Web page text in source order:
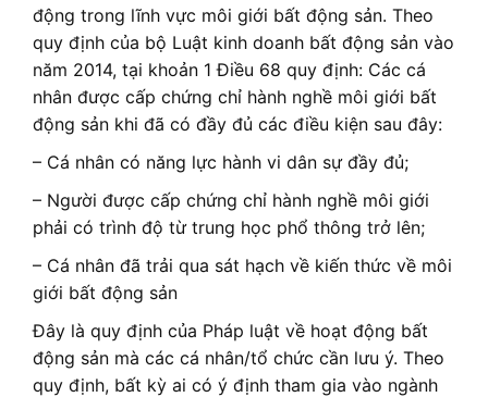
động trong lĩnh vực môi giới bất động sản. Theo
quy định của bộ Luật kinh doanh bất động sản vào
năm 2014, tại khoản 1 Điều 68 quy định: Các cá
nhân được cấp chứng chỉ hành nghề môi giới bất
động sản khi đã có đầy đủ các điều kiện sau đây:
– Cá nhân có năng lực hành vi dân sự đầy đủ;
– Người được cấp chứng chỉ hành nghề môi giới
phải có trình độ từ trung học phổ thông trở lên;
– Cá nhân đã trải qua sát hạch về kiến thức về môi
giới bất động sản
Đây là quy định của Pháp luật về hoạt động bất
động sản mà các cá nhân/tổ chức cần lưu ý. Theo
quy định, bất kỳ ai có ý định tham gia vào ngành